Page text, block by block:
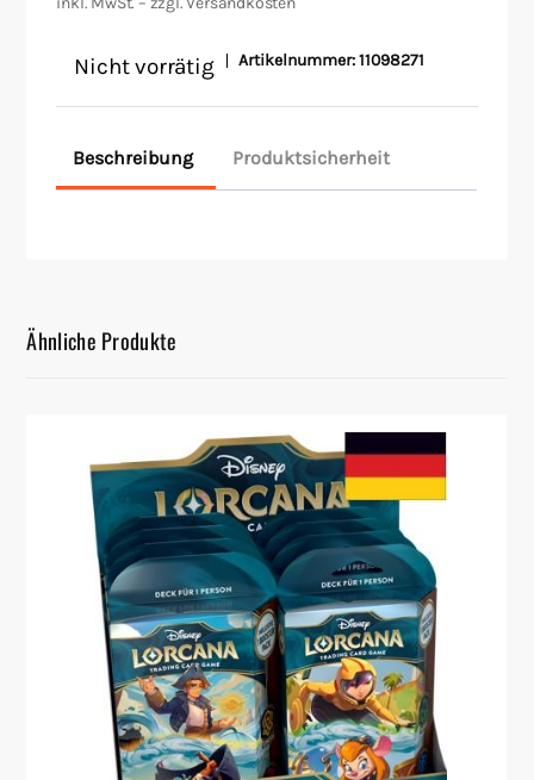
Nicht vorrätig Artikelnummer:11098271
Beschreibung Produktsicherheit
Ähnliche Produkte